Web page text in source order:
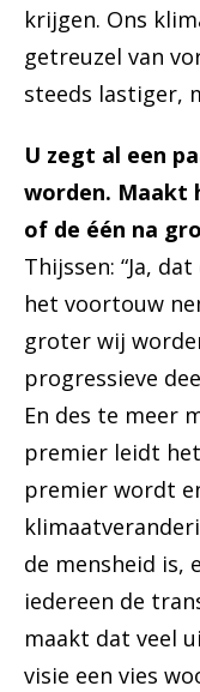
krijgen. Ons
getreuzel van
steeds lastiger,
U zegt al een
worden. Maakt
of de één na
Thijssen: “Ja,
het voortouw
groter wij
progressieve
En des te meer
premier leidt
premier wordt
de mensheid is,
iedereen de
maakt dat veel
visie een vies